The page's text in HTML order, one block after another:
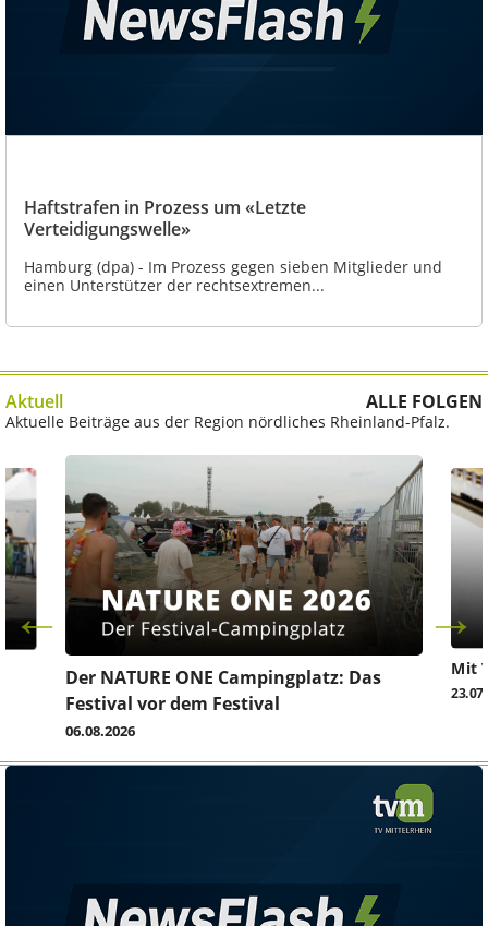
Haftstrafen in Prozess um «Letzte
Verteidigungswelle»
Hamburg (dpa) - Im Prozess gegen sieben Mitglieder und
einen Unterstützer der rechtsextremen...
Aktuell ALLE FOLGEN
Aktuelle Beiträge aus der Region nördliches Rheinland-Pfalz.
Der NATURE ONE Campingplatz: Das
Festival vor dem Festival
06.08.2026
Mit